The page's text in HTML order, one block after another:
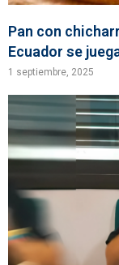
Pan con
Ecuador se
1 septiembre, 2025